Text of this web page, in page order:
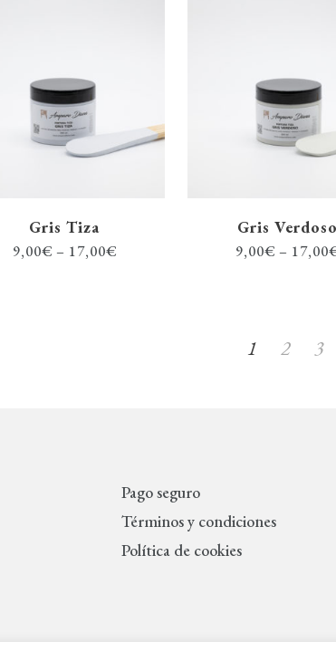
Gris Tiza
9,00€ – 17,00€
Gris Verdoso
9,00€ – 17,00
1 2 3
Pago seguro
Términos y condiciones
Política de cookies